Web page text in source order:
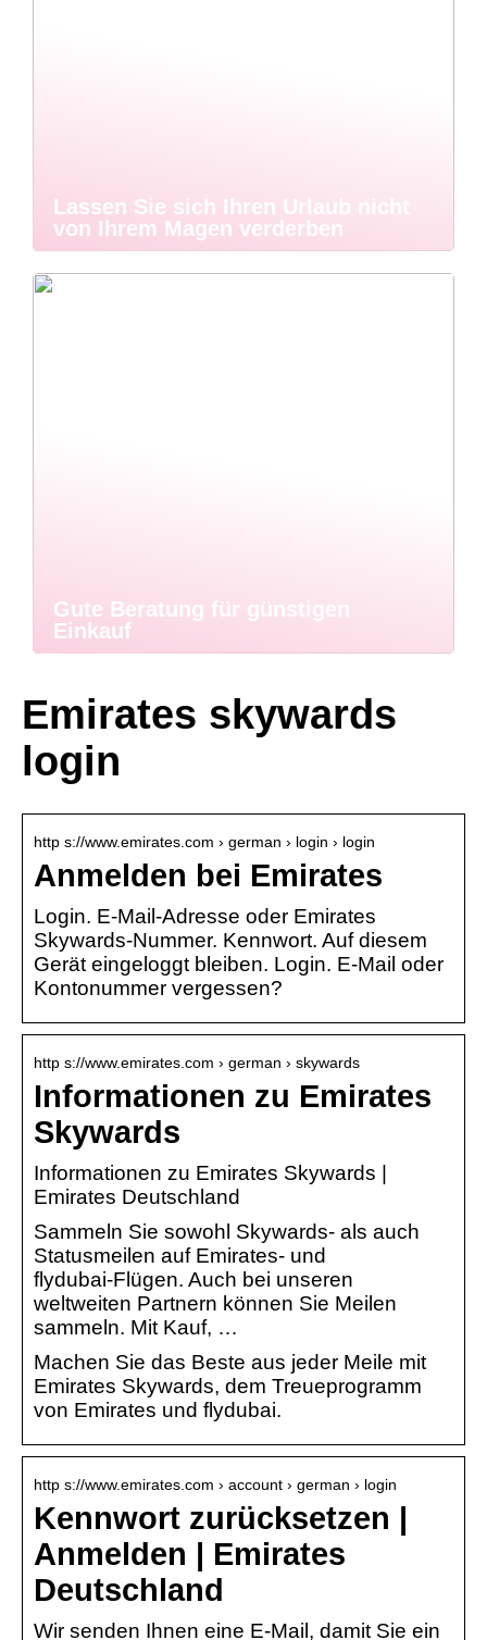
Lassen Sie sich Ihren Urlaub nicht
von Ihrem Magen verderben
Gute Beratung für günstigen
Einkauf
Emirates skywards
login
http s://www.emirates.com › german › login › login
Anmelden bei Emirates
Login. E-Mail-Adresse oder Emirates
Skywards-Nummer. Kennwort. Auf diesem
Gerät eingeloggt bleiben. Login. E-Mail oder
Kontonummer vergessen?
http s://www.emirates.com › german › skywards
Informationen zu Emirates
Skywards
Informationen zu Emirates Skywards |
Emirates Deutschland
Sammeln Sie sowohl Skywards‑ als auch
Statusmeilen auf Emirates‑ und
flydubai‑Flügen. Auch bei unseren
weltweiten Partnern können Sie Meilen
sammeln. Mit Kauf, …
Machen Sie das Beste aus jeder Meile mit
Emirates Skywards, dem Treueprogramm
von Emirates und flydubai.
http s://www.emirates.com › account › german › login
Kennwort zurücksetzen |
Anmelden | Emirates
Deutschland
Wir senden Ihnen eine E-Mail, damit Sie ein